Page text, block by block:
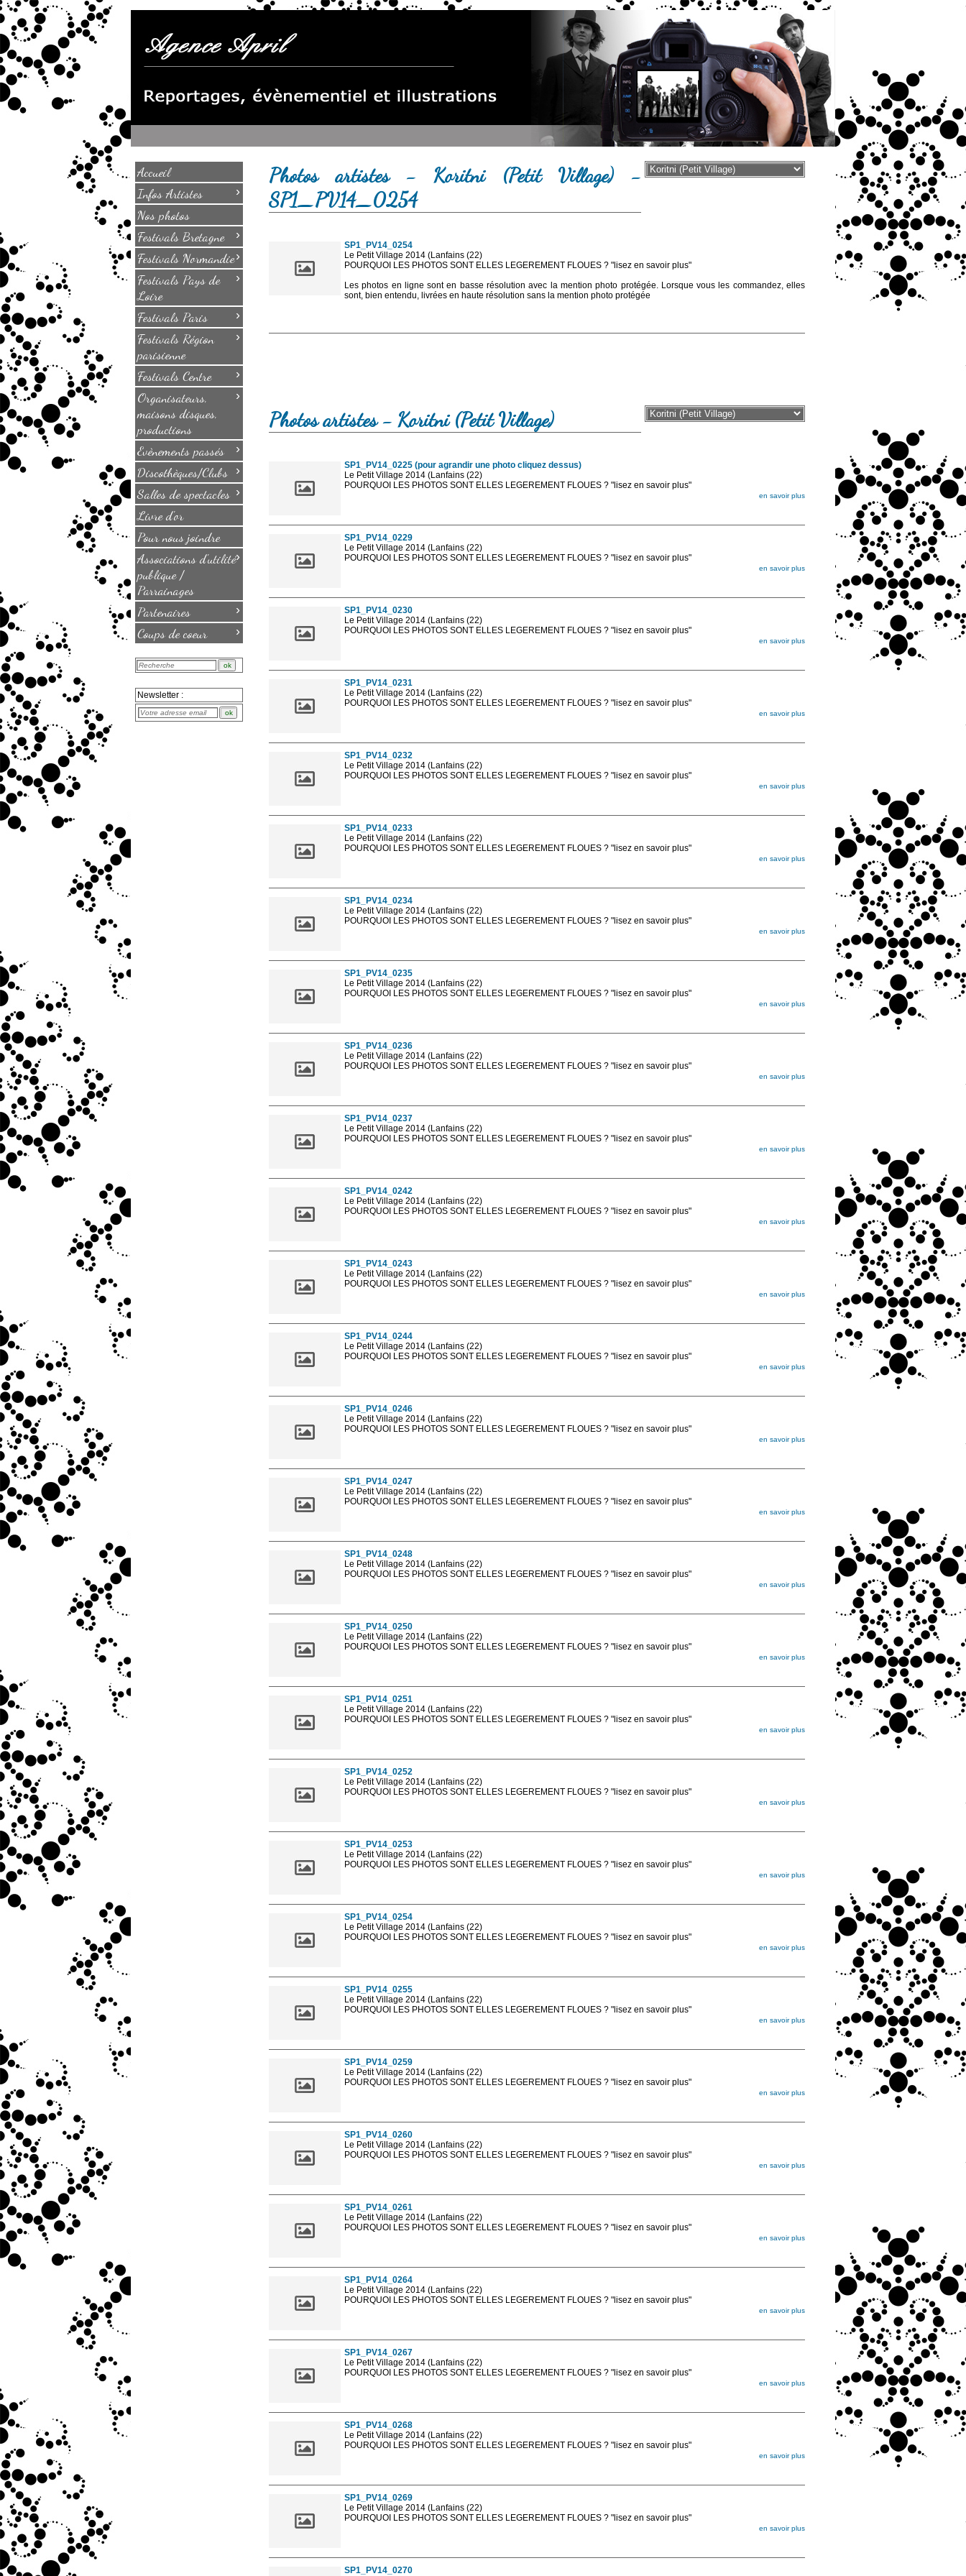
Accueil
Infos Artistes
›
Nos photos
Festivals Bretagne
›
Festivals Normandie›
Festivals Pays de
Loire
›
Festivals Paris ›
Festivals Région
parisienne
›
Festivals Centre ›
Organisateurs,
maisons disques,
productions
›
Evènements passés ›
Discothèques/Clubs ›
Salles de spectacles ›
Livre d'or
Pour nous joindre
Associations d'utilité
publique /
Parrainages
›
Partenaires ›
Coups de coeur ›
Newsletter :
Photos artistes - Koritni (Petit Village) -
SP1_PV14_0254
SP1_PV14_0254
Le Petit Village 2014 (Lanfains (22)
POURQUOI LES PHOTOS SONT ELLES LEGEREMENT FLOUES ? "lisez en savoir plus"
Les photos en ligne sont en basse résolution avec la mention photo protégée. Lorsque vous les commandez, elles
sont, bien entendu, livrées en haute résolution sans la mention photo protégée
Photos artistes - Koritni (Petit Village)
SP1_PV14_0225 (pour agrandir une photo cliquez dessus)
Le Petit Village 2014 (Lanfains (22)
POURQUOI LES PHOTOS SONT ELLES LEGEREMENT FLOUES ? "lisez en savoir plus"
en savoir plus
SP1_PV14_0229
Le Petit Village 2014 (Lanfains (22)
POURQUOI LES PHOTOS SONT ELLES LEGEREMENT FLOUES ? "lisez en savoir plus"
en savoir plus
SP1_PV14_0230
Le Petit Village 2014 (Lanfains (22)
POURQUOI LES PHOTOS SONT ELLES LEGEREMENT FLOUES ? "lisez en savoir plus"
en savoir plus
SP1_PV14_0231
Le Petit Village 2014 (Lanfains (22)
POURQUOI LES PHOTOS SONT ELLES LEGEREMENT FLOUES ? "lisez en savoir plus"
en savoir plus
SP1_PV14_0232
Le Petit Village 2014 (Lanfains (22)
POURQUOI LES PHOTOS SONT ELLES LEGEREMENT FLOUES ? "lisez en savoir plus"
en savoir plus
SP1_PV14_0233
Le Petit Village 2014 (Lanfains (22)
POURQUOI LES PHOTOS SONT ELLES LEGEREMENT FLOUES ? "lisez en savoir plus"
en savoir plus
SP1_PV14_0234
Le Petit Village 2014 (Lanfains (22)
POURQUOI LES PHOTOS SONT ELLES LEGEREMENT FLOUES ? "lisez en savoir plus"
en savoir plus
SP1_PV14_0235
Le Petit Village 2014 (Lanfains (22)
POURQUOI LES PHOTOS SONT ELLES LEGEREMENT FLOUES ? "lisez en savoir plus"
en savoir plus
SP1_PV14_0236
Le Petit Village 2014 (Lanfains (22)
POURQUOI LES PHOTOS SONT ELLES LEGEREMENT FLOUES ? "lisez en savoir plus"
en savoir plus
SP1_PV14_0237
Le Petit Village 2014 (Lanfains (22)
POURQUOI LES PHOTOS SONT ELLES LEGEREMENT FLOUES ? "lisez en savoir plus"
en savoir plus
SP1_PV14_0242
Le Petit Village 2014 (Lanfains (22)
POURQUOI LES PHOTOS SONT ELLES LEGEREMENT FLOUES ? "lisez en savoir plus"
en savoir plus
SP1_PV14_0243
Le Petit Village 2014 (Lanfains (22)
POURQUOI LES PHOTOS SONT ELLES LEGEREMENT FLOUES ? "lisez en savoir plus"
en savoir plus
SP1_PV14_0244
Le Petit Village 2014 (Lanfains (22)
POURQUOI LES PHOTOS SONT ELLES LEGEREMENT FLOUES ? "lisez en savoir plus"
en savoir plus
SP1_PV14_0246
Le Petit Village 2014 (Lanfains (22)
POURQUOI LES PHOTOS SONT ELLES LEGEREMENT FLOUES ? "lisez en savoir plus"
en savoir plus
SP1_PV14_0247
Le Petit Village 2014 (Lanfains (22)
POURQUOI LES PHOTOS SONT ELLES LEGEREMENT FLOUES ? "lisez en savoir plus"
en savoir plus
SP1_PV14_0248
Le Petit Village 2014 (Lanfains (22)
POURQUOI LES PHOTOS SONT ELLES LEGEREMENT FLOUES ? "lisez en savoir plus"
en savoir plus
SP1_PV14_0250
Le Petit Village 2014 (Lanfains (22)
POURQUOI LES PHOTOS SONT ELLES LEGEREMENT FLOUES ? "lisez en savoir plus"
en savoir plus
SP1_PV14_0251
Le Petit Village 2014 (Lanfains (22)
POURQUOI LES PHOTOS SONT ELLES LEGEREMENT FLOUES ? "lisez en savoir plus"
en savoir plus
SP1_PV14_0252
Le Petit Village 2014 (Lanfains (22)
POURQUOI LES PHOTOS SONT ELLES LEGEREMENT FLOUES ? "lisez en savoir plus"
en savoir plus
SP1_PV14_0253
Le Petit Village 2014 (Lanfains (22)
POURQUOI LES PHOTOS SONT ELLES LEGEREMENT FLOUES ? "lisez en savoir plus"
en savoir plus
SP1_PV14_0254
Le Petit Village 2014 (Lanfains (22)
POURQUOI LES PHOTOS SONT ELLES LEGEREMENT FLOUES ? "lisez en savoir plus"
en savoir plus
SP1_PV14_0255
Le Petit Village 2014 (Lanfains (22)
POURQUOI LES PHOTOS SONT ELLES LEGEREMENT FLOUES ? "lisez en savoir plus"
en savoir plus
SP1_PV14_0259
Le Petit Village 2014 (Lanfains (22)
POURQUOI LES PHOTOS SONT ELLES LEGEREMENT FLOUES ? "lisez en savoir plus"
en savoir plus
SP1_PV14_0260
Le Petit Village 2014 (Lanfains (22)
POURQUOI LES PHOTOS SONT ELLES LEGEREMENT FLOUES ? "lisez en savoir plus"
en savoir plus
SP1_PV14_0261
Le Petit Village 2014 (Lanfains (22)
POURQUOI LES PHOTOS SONT ELLES LEGEREMENT FLOUES ? "lisez en savoir plus"
en savoir plus
SP1_PV14_0264
Le Petit Village 2014 (Lanfains (22)
POURQUOI LES PHOTOS SONT ELLES LEGEREMENT FLOUES ? "lisez en savoir plus"
en savoir plus
SP1_PV14_0267
Le Petit Village 2014 (Lanfains (22)
POURQUOI LES PHOTOS SONT ELLES LEGEREMENT FLOUES ? "lisez en savoir plus"
en savoir plus
SP1_PV14_0268
Le Petit Village 2014 (Lanfains (22)
POURQUOI LES PHOTOS SONT ELLES LEGEREMENT FLOUES ? "lisez en savoir plus"
en savoir plus
SP1_PV14_0269
Le Petit Village 2014 (Lanfains (22)
POURQUOI LES PHOTOS SONT ELLES LEGEREMENT FLOUES ? "lisez en savoir plus"
en savoir plus
SP1_PV14_0270